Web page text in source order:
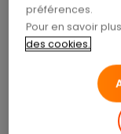
vous
des frais de
généraliste ou
Comparez nos
préférences.
Pour en savoir
des cookies.